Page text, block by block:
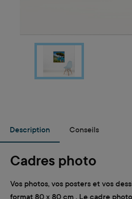
Description Conseils
Cadres photo
Vos photos, vos posters et vos
format 80 x 80 cm . Le cadre